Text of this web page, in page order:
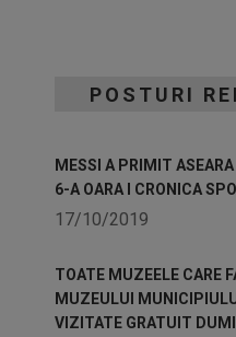
POSTURI
MESSI A PRIMIT
6-A OARA I CRONICA
17/10/2019
TOATE MUZEELE CARE
MUZEULUI
VIZITATE GRATUIT